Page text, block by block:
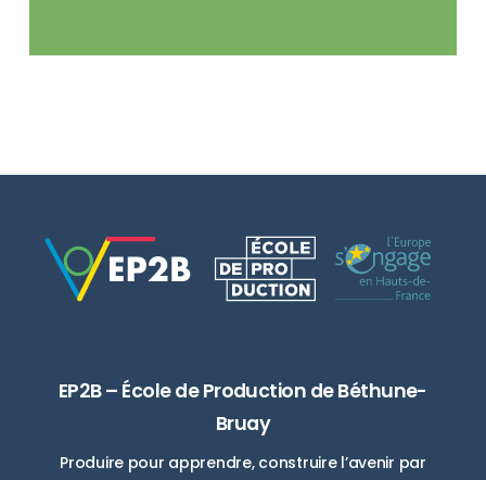
EP2B – École de Production de Béthune-
Bruay
Produire pour apprendre, construire l’avenir par